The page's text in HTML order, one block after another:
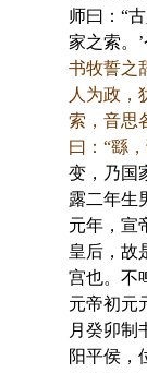
师曰：“
家之索。
书牧誓之
人为政，
索，音思
曰：“繇
变，乃国
露二年生
元年，宣
皇后，故
宫也。不
元帝初元
月癸卯制
阳平侯，